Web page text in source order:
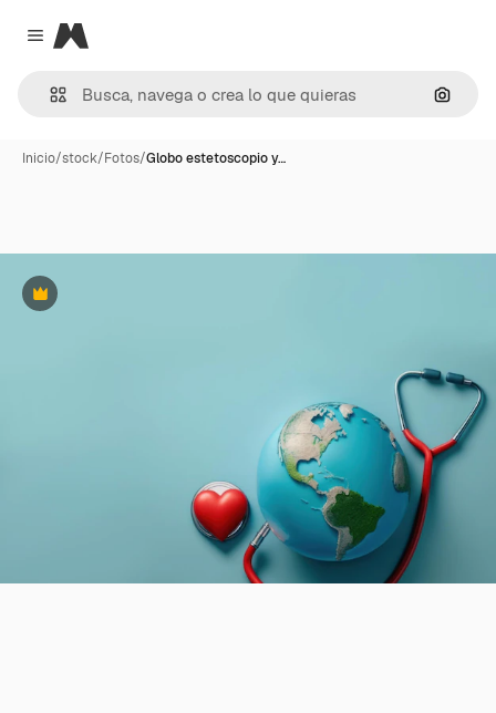
Close menu
Magnific
Inicio/stock/Fotos/Globo estetoscopio y…
Premium